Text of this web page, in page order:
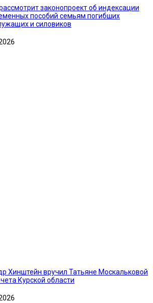
законопроект об индексации
пособий семьям погибших
и силовиков
Хинштейн вручил Татьяне Москальковой
Курской области